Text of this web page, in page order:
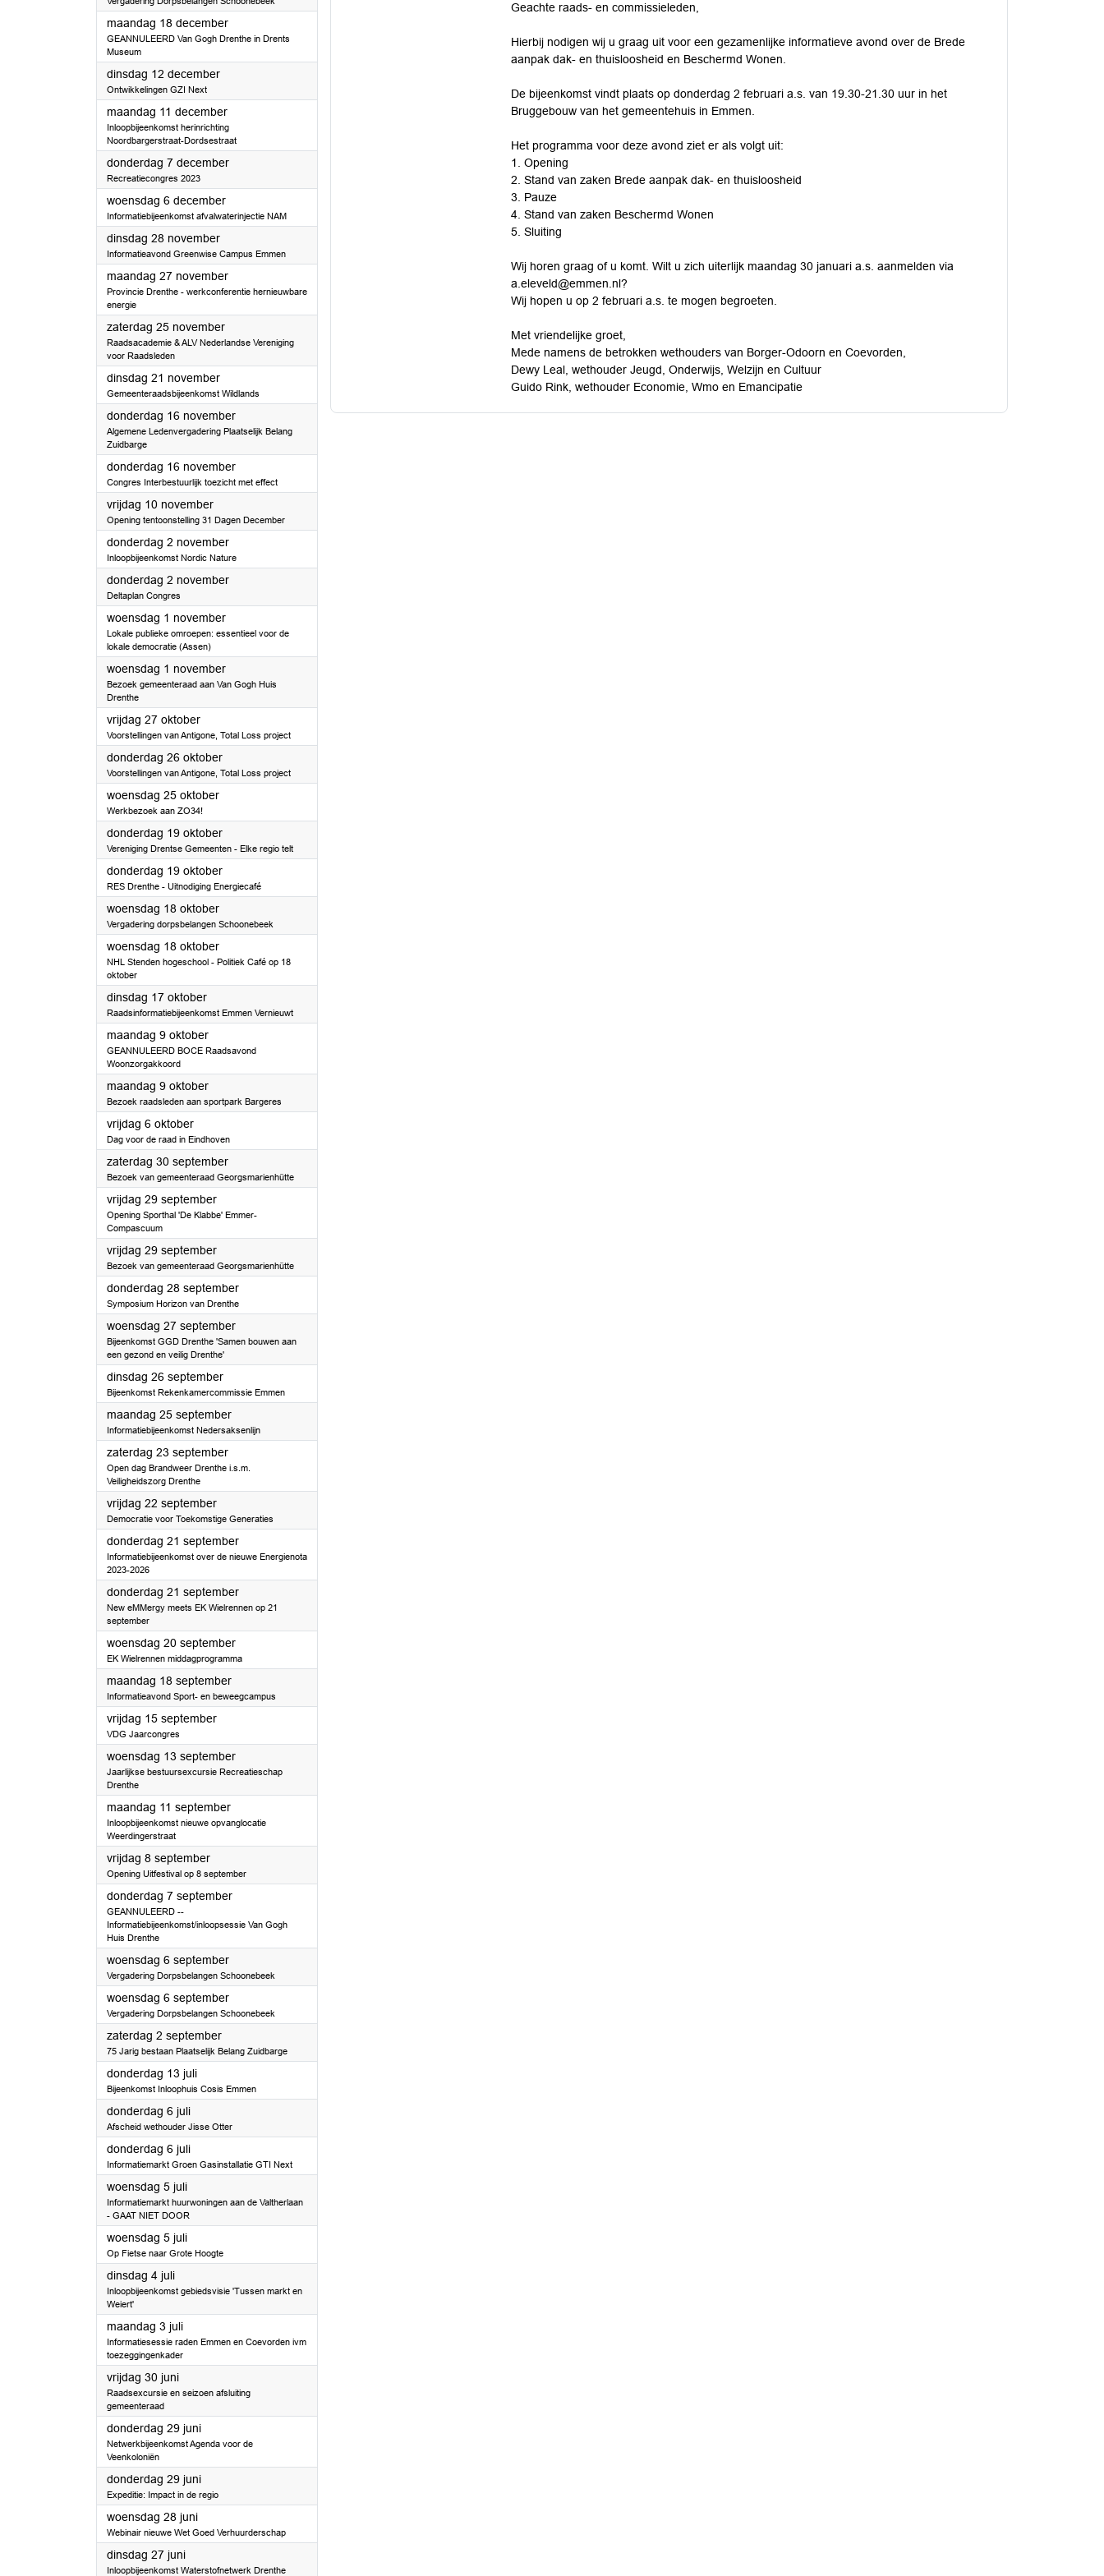
maandag 18 december2023
GEANNULEERD Van Gogh Drenthe in Drents
Museum
dinsdag 12 december2023
Ontwikkelingen GZI Next
maandag 11 december2023
Inloopbijeenkomst herinrichting
Noordbargerstraat-Dordsestraat
donderdag 7 december2023
Recreatiecongres 2023
woensdag 6 december2023
Informatiebijeenkomst afvalwaterinjectie NAM
dinsdag 28 november2023
Informatieavond Greenwise Campus Emmen
maandag 27 november2023
Provincie Drenthe - werkconferentie hernieuwbare
energie
zaterdag 25 november2023
Raadsacademie & ALV Nederlandse Vereniging
voor Raadsleden
dinsdag 21 november2023
Gemeenteraadsbijeenkomst Wildlands
donderdag 16 november2023
Algemene Ledenvergadering Plaatselijk Belang
Zuidbarge
donderdag 16 november2023
Congres Interbestuurlijk toezicht met effect
vrijdag 10 november2023
Opening tentoonstelling 31 Dagen December
donderdag 2 november2023
Inloopbijeenkomst Nordic Nature
donderdag 2 november2023
Deltaplan Congres
woensdag 1 november2023
Lokale publieke omroepen: essentieel voor de
lokale democratie (Assen)
woensdag 1 november2023
Bezoek gemeenteraad aan Van Gogh Huis
Drenthe
vrijdag 27 oktober2023
Voorstellingen van Antigone, Total Loss project
donderdag 26 oktober2023
Voorstellingen van Antigone, Total Loss project
woensdag 25 oktober2023
Werkbezoek aan ZO34!
donderdag 19 oktober2023
Vereniging Drentse Gemeenten - Elke regio telt
donderdag 19 oktober2023
RES Drenthe - Uitnodiging Energiecafé
woensdag 18 oktober2023
Vergadering dorpsbelangen Schoonebeek
woensdag 18 oktober2023
NHL Stenden hogeschool - Politiek Café op 18
oktober
dinsdag 17 oktober2023
Raadsinformatiebijeenkomst Emmen Vernieuwt
maandag 9 oktober2023
GEANNULEERD BOCE Raadsavond
Woonzorgakkoord
maandag 9 oktober2023
Bezoek raadsleden aan sportpark Bargeres
vrijdag 6 oktober2023
Dag voor de raad in Eindhoven
zaterdag 30 september2023
Bezoek van gemeenteraad Georgsmarienhütte
vrijdag 29 september2023
Opening Sporthal 'De Klabbe' Emmer-
Compascuum
vrijdag 29 september2023
Bezoek van gemeenteraad Georgsmarienhütte
donderdag 28 september2023
Symposium Horizon van Drenthe
woensdag 27 september2023
Bijeenkomst GGD Drenthe 'Samen bouwen aan
een gezond en veilig Drenthe'
dinsdag 26 september2023
Bijeenkomst Rekenkamercommissie Emmen
maandag 25 september2023
Informatiebijeenkomst Nedersaksenlijn
zaterdag 23 september2023
Open dag Brandweer Drenthe i.s.m.
Veiligheidszorg Drenthe
vrijdag 22 september2023
Democratie voor Toekomstige Generaties
donderdag 21 september2023
Informatiebijeenkomst over de nieuwe Energienota
2023-2026
donderdag 21 september2023
New eMMergy meets EK Wielrennen op 21
september
woensdag 20 september2023
EK Wielrennen middagprogramma
maandag 18 september2023
Informatieavond Sport- en beweegcampus
vrijdag 15 september2023
VDG Jaarcongres
woensdag 13 september2023
Jaarlijkse bestuursexcursie Recreatieschap
Drenthe
maandag 11 september2023
Inloopbijeenkomst nieuwe opvanglocatie
Weerdingerstraat
vrijdag 8 september2023
Opening Uitfestival op 8 september
donderdag 7 september2023
GEANNULEERD --
Informatiebijeenkomst/inloopsessie Van Gogh
Huis Drenthe
woensdag 6 september2023
Vergadering Dorpsbelangen Schoonebeek
woensdag 6 september2023
Vergadering Dorpsbelangen Schoonebeek
zaterdag 2 september2023
75 Jarig bestaan Plaatselijk Belang Zuidbarge
donderdag 13 juli2023
Bijeenkomst Inloophuis Cosis Emmen
donderdag 6 juli2023
Afscheid wethouder Jisse Otter
donderdag 6 juli2023
Informatiemarkt Groen Gasinstallatie GTI Next
woensdag 5 juli2023
Informatiemarkt huurwoningen aan de Valtherlaan
- GAAT NIET DOOR
woensdag 5 juli2023
Op Fietse naar Grote Hoogte
dinsdag 4 juli2023
Inloopbijeenkomst gebiedsvisie 'Tussen markt en
Weiert'
maandag 3 juli2023
Informatiesessie raden Emmen en Coevorden ivm
toezeggingenkader
vrijdag 30 juni2023
Raadsexcursie en seizoen afsluiting
gemeenteraad
donderdag 29 juni2023
Netwerkbijeenkomst Agenda voor de
Veenkoloniën
donderdag 29 juni2023
Expeditie: Impact in de regio
woensdag 28 juni2023
Webinair nieuwe Wet Goed Verhuurderschap
dinsdag 27 juni2023
Inloopbijeenkomst Waterstofnetwerk Drenthe
Geachte raads- en commissieleden,
Hierbij nodigen wij u graag uit voor een gezamenlijke informatieve avond over de Brede
aanpak dak- en thuisloosheid en Beschermd Wonen.
De bijeenkomst vindt plaats op donderdag 2 februari a.s. van 19.30-21.30 uur in het
Bruggebouw van het gemeentehuis in Emmen.
Het programma voor deze avond ziet er als volgt uit:
1. Opening
2. Stand van zaken Brede aanpak dak- en thuisloosheid
3. Pauze
4. Stand van zaken Beschermd Wonen
5. Sluiting
Wij horen graag of u komt. Wilt u zich uiterlijk maandag 30 januari a.s. aanmelden via
a.eleveld@emmen.nl?
Wij hopen u op 2 februari a.s. te mogen begroeten.
Met vriendelijke groet,
Mede namens de betrokken wethouders van Borger-Odoorn en Coevorden,
Dewy Leal, wethouder Jeugd, Onderwijs, Welzijn en Cultuur
Guido Rink, wethouder Economie, Wmo en Emancipatie